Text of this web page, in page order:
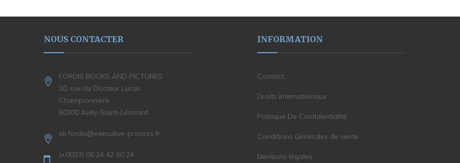
NOUS CONTACTER
FORDIS BOOKS AND PICTURES
10, rue du Docteur Lucas
Championnière
60300 Avilly-Saint-Léonard
sb.fordis@executive-process.fr
(+0033) 06 24 42 60 24
INFORMATION
Contact
Droits internationaux
Politique De Confidentialité
Conditions Générales de vente
Mentions légales